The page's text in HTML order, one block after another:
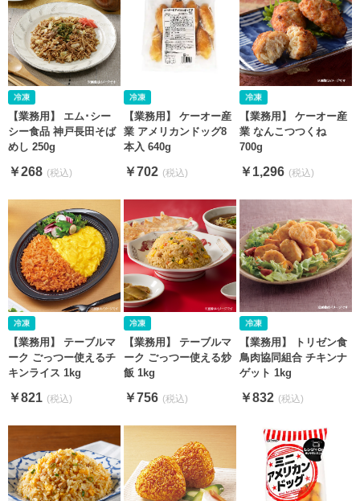
【業務用】 エム･シー
シー食品 神戸長田そば
めし 250g
￥268
【業務用】 ケーオー産
業 アメリカンドッグ8
本入 640g
￥702
【業務用】 ケーオー産
業 なんこつつくね
700g
￥1,296
【業務用】 テーブルマ
ーク ごっつー使えるチ
キンライス 1kg
￥821
【業務用】 テーブルマ
ーク ごっつー使える炒
飯 1kg
￥756
【業務用】 トリゼン食
鳥肉協同組合 チキンナ
ゲット 1kg
￥832